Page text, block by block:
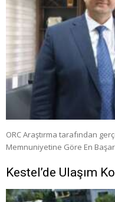
ORC Araştırma tarafından
Memnuniyetine Göre En
Kestel’de Ulaşım